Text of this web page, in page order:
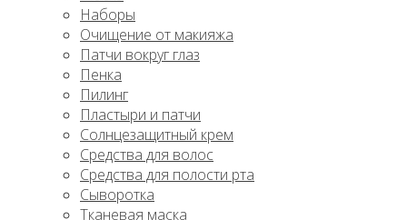
Наборы
Очищение от макияжа
Патчи вокруг глаз
Пенка
Пилинг
Пластыри и патчи
Солнцезащитный крем
Средства для волос
Средства для полости рта
Сыворотка
Тканевая маска